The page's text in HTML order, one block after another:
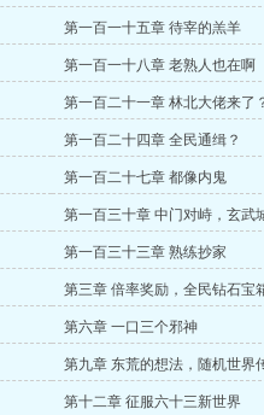
第一百一十五章 待宰的羔羊
第一百一十八章 老熟人也在啊
第一百二十一章 林北大佬来了
第一百二十四章 全民通缉？
第一百二十七章 都像内鬼
第一百三十章 中门对峙，玄武
第一百三十三章 熟练抄家
第三章 倍率奖励，全民钻石宝
第六章 一口三个邪神
第九章 东荒的想法，随机世界
第十二章 征服六十三新世界